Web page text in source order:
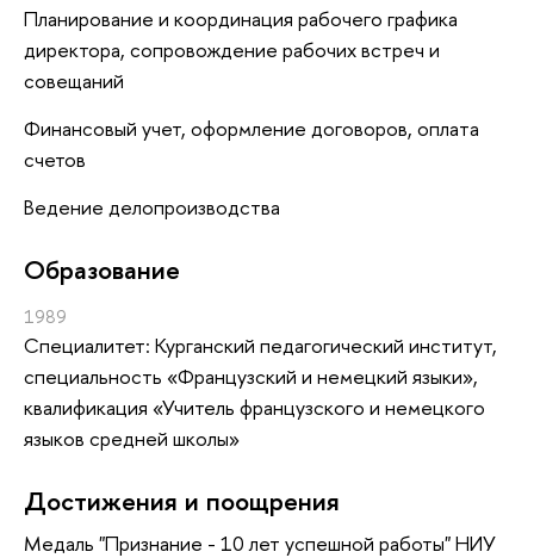
Планирование и координация рабочего графика
директора, сопровождение рабочих встреч и
совещаний
Финансовый учет, оформление договоров, оплата
счетов
Ведение делопроизводства
Oбразование
1989
Специалитет: Курганский педагогический институт,
специальность «Французский и немецкий языки»,
квалификация «Учитель французского и немецкого
языков средней школы»
Достижения и поощрения
Медаль "Признание - 10 лет успешной работы" НИУ